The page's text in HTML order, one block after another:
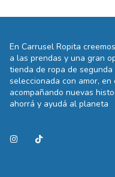
En Carrusel Ropita
a las prendas y una gran
tienda de ropa de
seleccionada con amor,
acompañando nuevas
ahorrá y ayudá al planeta